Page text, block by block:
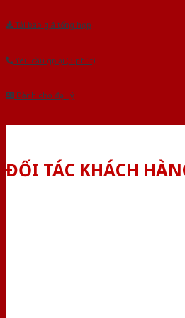
Tải báo giá tổng hợp
Yêu cầu gọi lại (3 phút)
Dành cho đại lý
ĐỐI TÁC KHÁCH